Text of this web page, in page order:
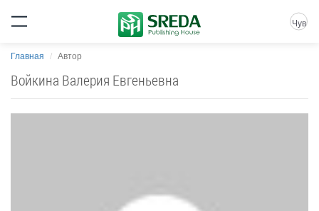
Чув
Главная Автор
Войкина Валерия Евгеньевна